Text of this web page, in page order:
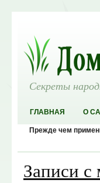
Секреты
ГЛАВНАЯ О
Прежде чем
Записи с